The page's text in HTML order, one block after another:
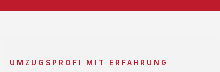
UMZUGSPROFI MIT ERFAHRUNG